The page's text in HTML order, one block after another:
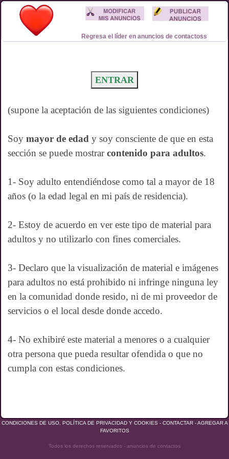
Regresa el líder en anuncios de contactoss
ENTRAR
(supone la aceptación de las siguientes condiciones)
Soy mayor de edad y soy consciente de que en esta
sección se puede mostrarcontenido para adultos.
1- Soy adulto entendiéndose como tal a mayor de 18
años (o la edad legal en mi país de residencia).
2- Estoy de acuerdo en ver este tipo de material para
adultos y no utilizarlo con fines comerciales.
3- Declaro que la visualización de material e imágenes
para adultos no está prohibido ni infringe ninguna ley
en la comunidad donde resido, ni de mi proveedor de
servicios o el local desde donde accedo.
4- No exhibiré este material a menores o a cualquier
otra persona que pueda resultar ofendida o que no
cumpla con estas condiciones.
CONDICIONES DE USO, POLÍTICA DE PRIVACIDAD Y COOKIES - CONTACTAR-AGREGAR A
FAVORITOS
Todos los derechos reservados - anuncios de contactos